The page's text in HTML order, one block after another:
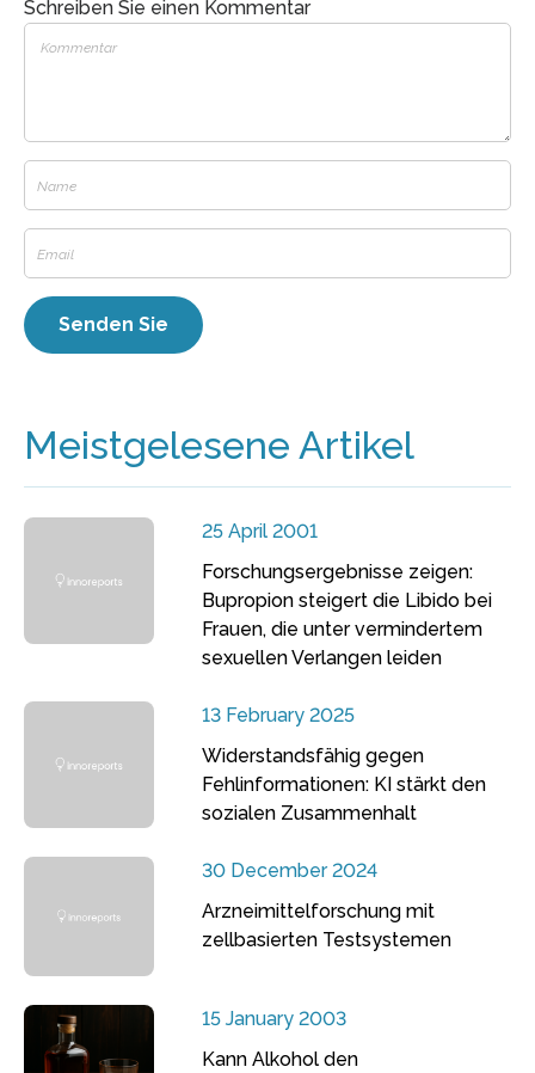
Schreiben Sie einen Kommentar
Meistgelesene Artikel
25 April 2001
Forschungsergebnisse zeigen:
Bupropion steigert die Libido bei
Frauen, die unter vermindertem
sexuellen Verlangen leiden
13 February 2025
Widerstandsfähig gegen
Fehlinformationen: KI stärkt den
sozialen Zusammenhalt
30 December 2024
Arzneimittelforschung mit
zellbasierten Testsystemen
15 January 2003
Kann Alkohol den